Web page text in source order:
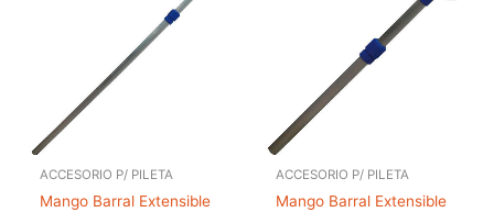
ACCESORIO P/ PILETA
Mango Barral Extensible
ACCESORIO P/ PILETA
Mango Barral Extensible